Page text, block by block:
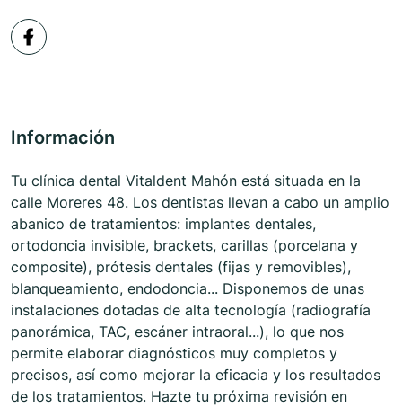
Información
Tu clínica dental Vitaldent Mahón está situada en la
calle Moreres 48. Los dentistas llevan a cabo un amplio
abanico de tratamientos: implantes dentales,
ortodoncia invisible, brackets, carillas (porcelana y
composite), prótesis dentales (fijas y removibles),
blanqueamiento, endodoncia... Disponemos de unas
instalaciones dotadas de alta tecnología (radiografía
panorámica, TAC, escáner intraoral...), lo que nos
permite elaborar diagnósticos muy completos y
precisos, así como mejorar la eficacia y los resultados
de los tratamientos. Hazte tu próxima revisión en